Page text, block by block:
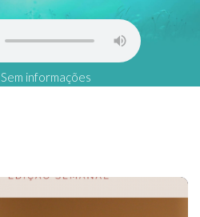
Sem informações